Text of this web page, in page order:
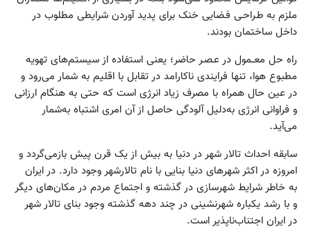
ملزم به طـراحـی فـضایی خنک برای پدید آوردن شرایطی مطلوب در
داخل ساختمان بودند.
راه حل معــمول در عـصـر حاضر؛ یعنی استفاده از سیستم‌های تهویه
مطبوع هوا، تنها فرایندی ناکارامد در تقابل با اقلیم به شمار می‌رود و
در عین حال همراه با مصرف زیاد انرژی است که حتی به هنگام ارزانی
و فراوانی انرژی به‌دلیل آلودگی حاصل از آن امری اشتباه به‌شمار
می‌آید.
‌سابقه احداث تالار شهر در دنیا به بیش از یک قرن پیش بازمی‌گردد و
امروزه در اکثر شهرهای دنیا بنایی با نام تالارشهر وجود دارد. در ایران
به خاطر شرایط شهر‌سازی‌ در گذشته و اجتماع مردم در مکان‌های دیگر
و با رشد یکباره شهرنشینی در چند دهه گذشته وجود بنای تالار شهر
در ایران اجتناب‌ناپذیر است.